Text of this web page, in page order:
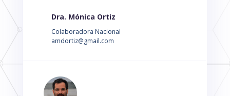
Dra. Mónica Ortiz
Colaboradora Nacional
amdortiz@gmail.com